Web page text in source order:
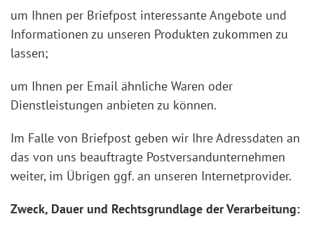
um Ihnen per Briefpost interessante Angebote und
Informationen zu unseren Produkten zukommen zu
lassen;
um Ihnen per Email ähnliche Waren oder
Dienstleistungen anbieten zu können.
Im Falle von Briefpost geben wir Ihre Adressdaten an
das von uns beauftragte Postversandunternehmen
weiter, im Übrigen ggf. an unseren Internetprovider.
Zweck, Dauer und Rechtsgrundlage der Verarbeitung: